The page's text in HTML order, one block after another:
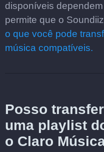
disponíveis
permite que o
o que você pode
música compatíveis.
Posso
uma playlist
o Claro